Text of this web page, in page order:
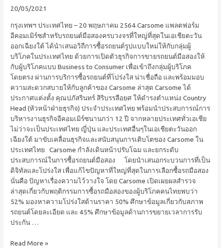
20/05/2021
กรุงเทพฯ ประเทศไทย – 20 พฤษภาคม 2564 Carsome แพลตฟอร์ม
อีคอมเมิร์ซสำหรับรถยนต์มือสองครบวงจรที่ใหญ่ที่สุดในเอเชียตะวัน
ออกเฉียงใต้ ได้นำเสนอวิถีการซื้อรถยนต์รูปแบบใหม่ให้กับกลุ่มผู้
บริโภคในประเทศไทย ด้วยการเปิดตัวธุรกิจการขายรถยนต์มือสองให้
กับผู้บริโภคแบบ Business to Consumer เพื่อเข้าถึงกลุ่มผู้บริโภค
โดยตรง ผ่านการบริการซื้อรถยนต์ที่โปร่งใส น่าเชื่อถือ และพร้อมมอบ
ความสะดวกสบายให้กับลูกค้าของ Carsome ล่าสุด Carsome ได้
ประกาศแต่งตั้ง คุณปภัสรินทร์ สิริบรรลือยศ ให้ดำรงตำแหน่ง Country
Head (หัวหน้าฝ่ายธุรกิจ) ประจำประเทศไทย พร้อมนำประสบการณ์การ
บริหารงานธุรกิจอีคอมเมิร์ซนานกว่า 12 ปี จากหลายประเทศทั่วเอเชีย
ไม่ว่าจะเป็นประเทศไทย ญี่ปุ่น และประเทศอื่นๆในเอเชียตะวันออก
เฉียงใต้ มาขับเคลื่อนธุรกิจและสนับสนุนการเติบโตของ Carsome ใน
ประเทศไทย Carsome กำลังเดินหน้าปรับโฉม และยกระดับ
ประสบการณ์ในการซื้อรถยนต์มือสอง โดยนำเสนอกระบวนการที่เป็น
ดิจิทัลและโปร่งใส เพื่อแก้ไขปัญหาที่ใหญ่ที่สุดในการเลือกซื้อรถมือสอง
นั่นคือ ปัญหาเรื่องความไว้วางใจ โดย Carsome เปิดเผยผลสำรวจ
ล่าสุดเกี่ยวกับพฤติกรรมการซื้อรถมือสองของผู้บริโภคคนไทยพบว่า
52% มองหาความโปร่งใสด้านราคา 50% ศึกษาข้อมูลเกี่ยวกับสภาพ
รถยนต์โดยละเอียด และ 45% ศึกษาข้อมูลด้านการขยายเวลาการรับ
ประกัน …
Read More »